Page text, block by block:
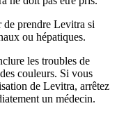
de prendre Levitra si
ou hépatiques.
les troubles de
couleurs. Si vous
de Levitra, arrêtez
un médecin.